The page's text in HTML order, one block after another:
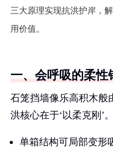
三大原理实现抗洪护岸，
用价值。
一、会呼吸的柔性
石笼挡墙像乐高积木般
洪核心在于‘以柔克刚’
单箱结构可局部变形